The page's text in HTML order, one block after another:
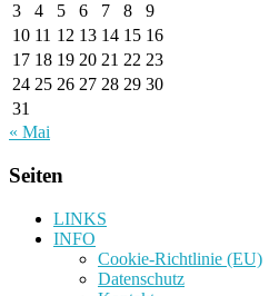
3
4 5 6 7 8
9
10 11 12 13 14 15 16
17 18 19 20 21 22 23
24 25 26 27 28 29 30
31
« Mai
Seiten
LINKS
INFO
Cookie-Richtlinie (EU)
Datenschutz